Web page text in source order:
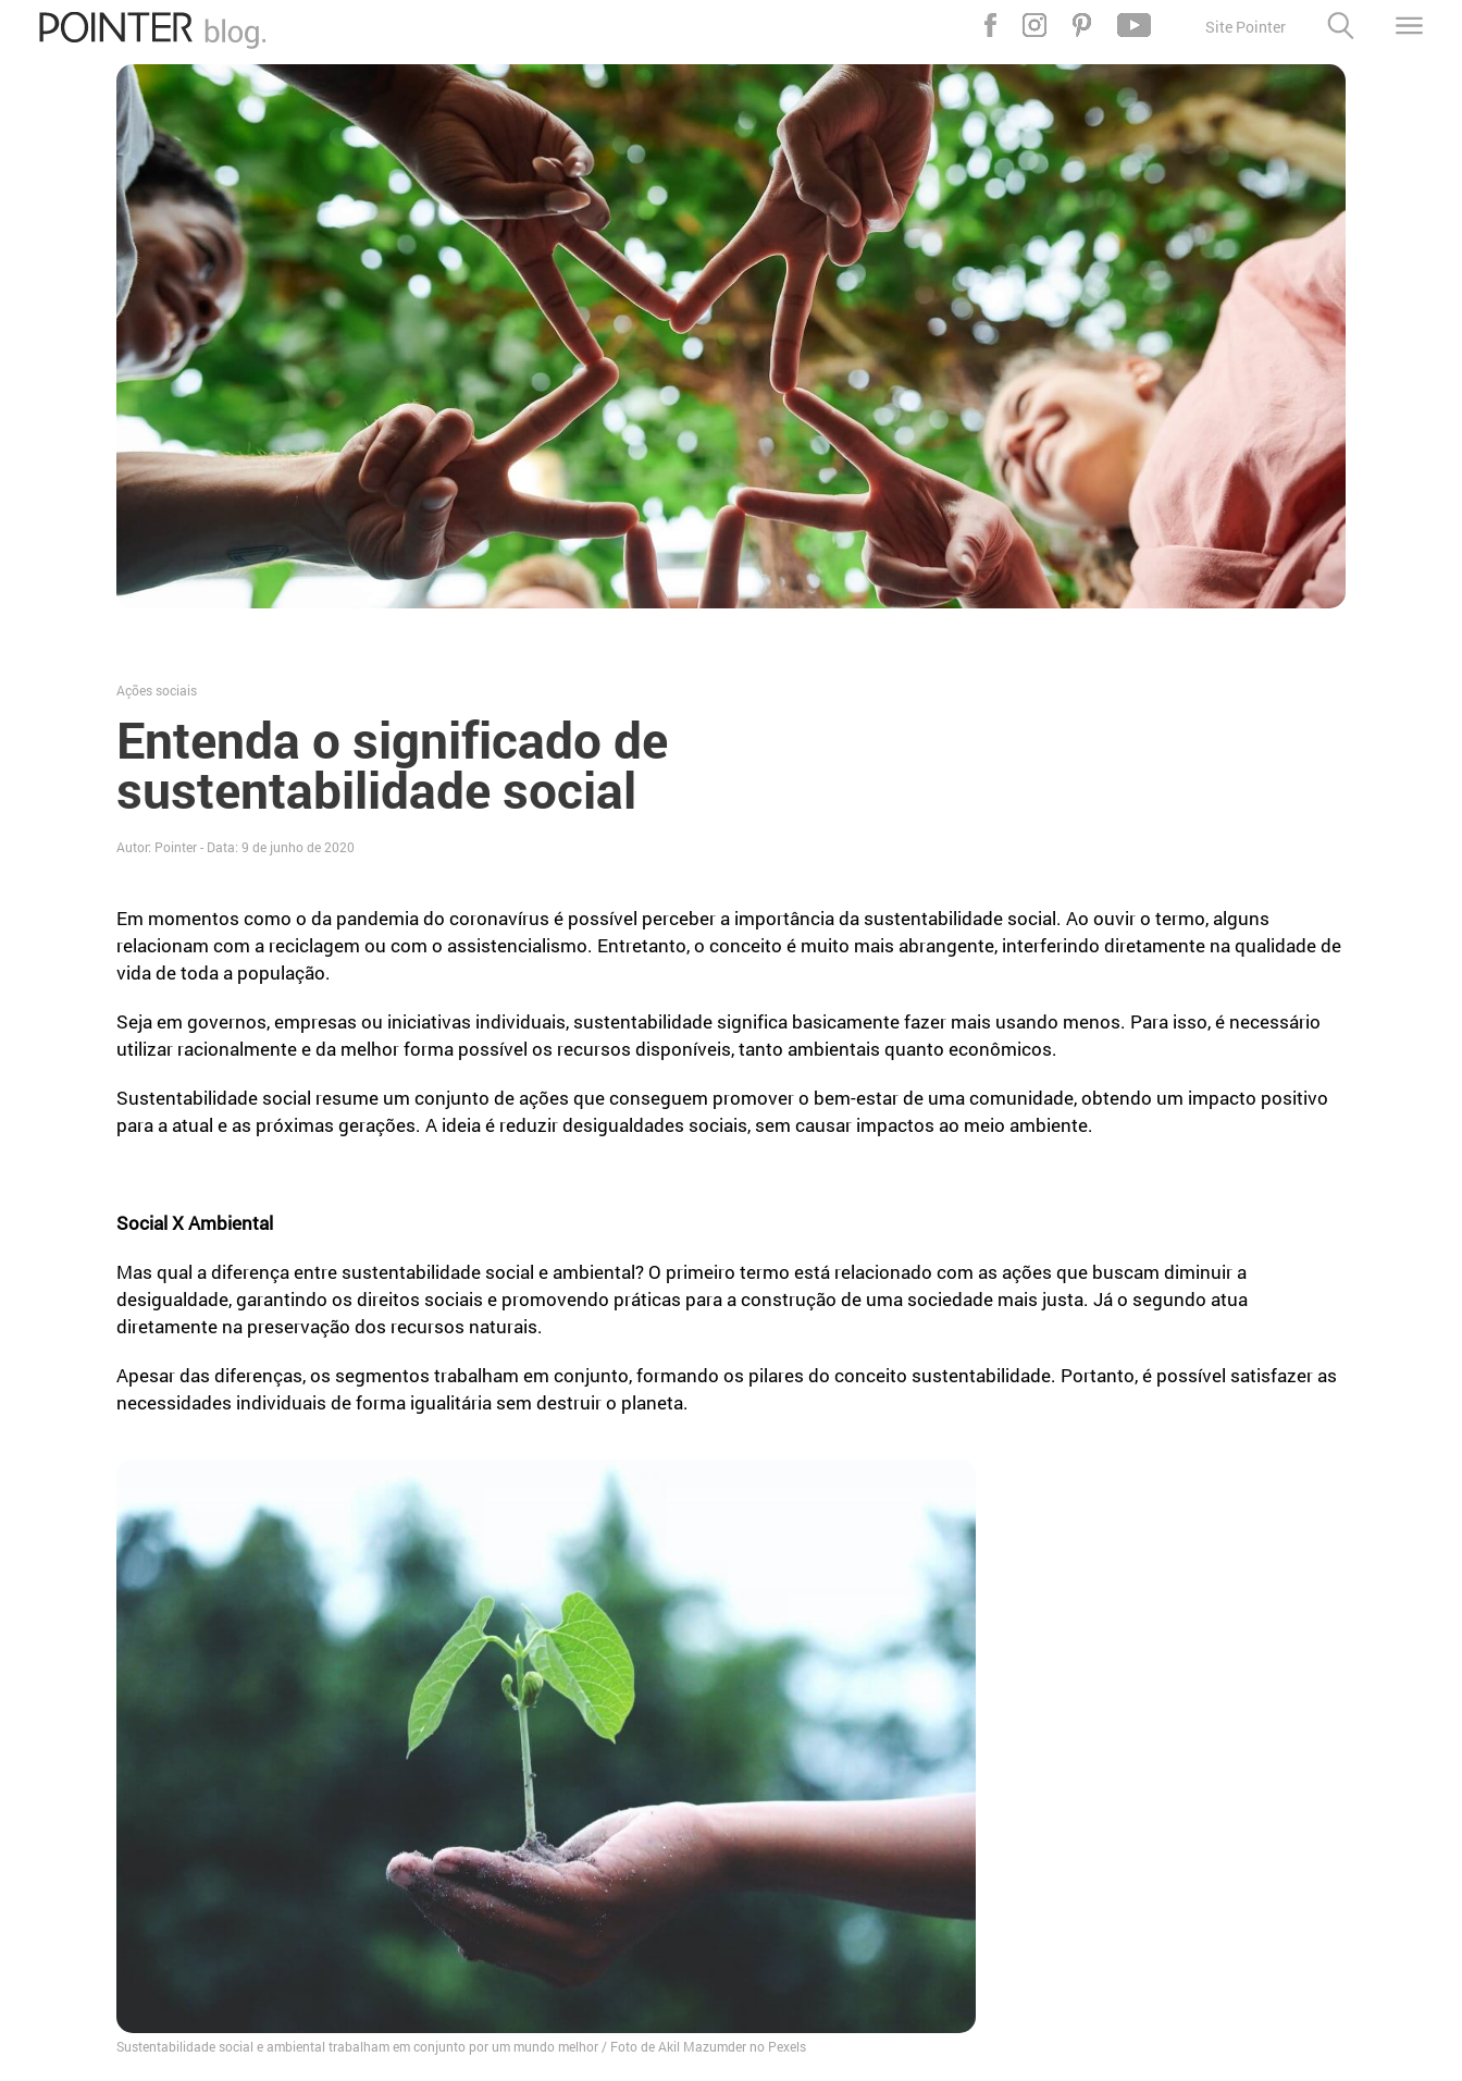
Site Pointer
Entenda o significado de
sustentabilidade social
Ações sociais
Autor: Pointer - Data: 9 de junho de 2020
Em momentos como o da pandemia do coronavírus é possível perceber a importância da sustentabilidade social. Ao ouvir o termo, alguns
relacionam com a reciclagem ou com o assistencialismo. Entretanto, o conceito é muito mais abrangente, interferindo diretamente na qualidade de
vida de toda a população.
Seja em governos, empresas ou iniciativas individuais, sustentabilidade significa basicamente fazer mais usando menos. Para isso, é necessário
utilizar racionalmente e da melhor forma possível os recursos disponíveis, tanto ambientais quanto econômicos.
Sustentabilidade social resume um conjunto de ações que conseguem promover o bem-estar de uma comunidade, obtendo um impacto positivo
para a atual e as próximas gerações. A ideia é reduzir desigualdades sociais, sem causar impactos ao meio ambiente.
Social X Ambiental
Mas qual a diferença entre sustentabilidade social e ambiental? O primeiro termo está relacionado com as ações que buscam diminuir a
desigualdade, garantindo os direitos sociais e promovendo práticas para a construção de uma sociedade mais justa. Já o segundo atua
diretamente na preservação dos recursos naturais.
Apesar das diferenças, os segmentos trabalham em conjunto, formando os pilares do conceito sustentabilidade. Portanto, é possível satisfazer as
necessidades individuais de forma igualitária sem destruir o planeta.
Sustentabilidade social e ambiental trabalham em conjunto por um mundo melhor / Foto de Akil Mazumder no Pexels